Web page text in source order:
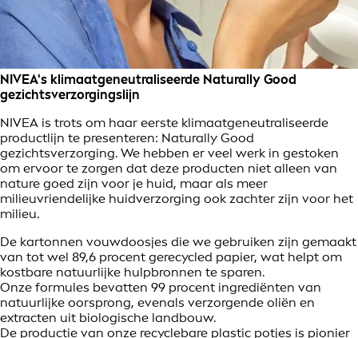
NIVEA's klimaatgeneutraliseerde Naturally Good
gezichtsverzorgingslijn
NIVEA is trots om haar eerste klimaatgeneutraliseerde
productlijn te presenteren: Naturally Good
gezichtsverzorging. We hebben er veel werk in gestoken
om ervoor te zorgen dat deze producten niet alleen van
nature goed zijn voor je huid, maar als meer
milieuvriendelijke huidverzorging ook zachter zijn voor het
milieu.
De kartonnen vouwdoosjes die we gebruiken zijn gemaakt
van tot wel 89,6 procent gerecycled papier, wat helpt om
kostbare natuurlijke hulpbronnen te sparen.
Onze formules bevatten 99 procent ingrediënten van
natuurlijke oorsprong, evenals verzorgende oliën en
extracten uit biologische landbouw.
De productie van onze recyclebare plastic potjes is pionier